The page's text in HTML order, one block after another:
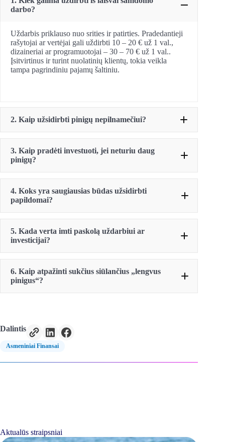
darbo?
Uždarbis priklauso nuo srities ir patirties. Pradedantieji
rašytojai ar vertėjai gali uždirbti 10 – 20 € už 1 val.,
dizaineriai ar programuotojai – 30 – 70 € už 1 val..
Įsitvirtinus ir turint nuolatinių klientų, tokia veikla
tampa pagrindiniu pajamų šaltiniu.
2. Kaip užsidirbti pinigų nepilnamečiui?
3. Kaip pradėti investuoti, jei neturiu daug
pinigų?
finansavimo
4. Koks yra saugiausias būdas užsidirbti
papildomai?
5. Kada verta imti paskolą uždarbiui ar
investicijai?
6. Kaip atpažinti sukčius siūlančius „lengvus
pinigus“?
Prašoma sumokėti „registracijos mokestį“ prieš
pradedant dirbti.
savaitę) be jokios rizikos.
Dalintis
Asmeniniai Finansai
Aktualūs straipsniai